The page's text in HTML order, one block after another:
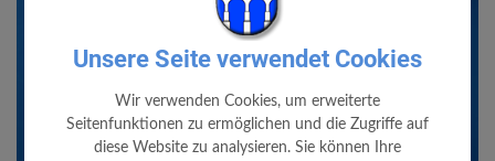
Unsere Seite verwendet Cookies
Wir verwenden Cookies, um erweiterte
Seitenfunktionen zu ermöglichen und die Zugriffe auf
diese Website zu analysieren. Sie können Ihre